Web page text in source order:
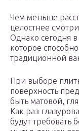
Чем меньше
целостнее
Однако сегодня
которое
традиционной
При выборе
поверхность
быть матовой,
Как раз
будут требовать